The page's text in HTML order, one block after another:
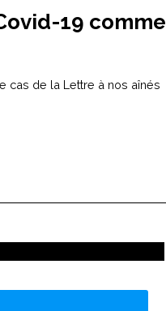
19 comme
cas de la Lettre à nos aînés